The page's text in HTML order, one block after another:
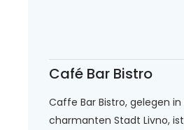
Café Bar Bistro
Caffe Bar Bistro, gelegen in
charmanten Stadt Livno,